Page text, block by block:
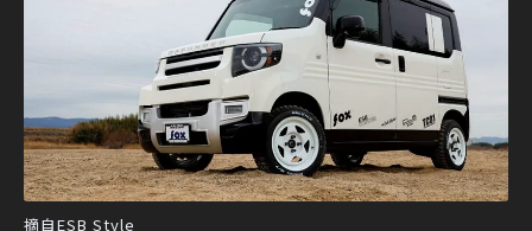
摘自ESB Style